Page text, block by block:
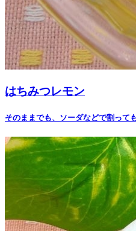
はちみつレモン
そのままでも、ソーダなどで割って